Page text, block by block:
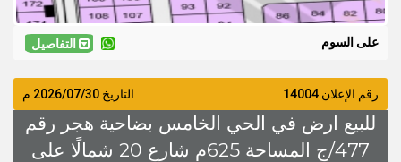
التفاصيل على السوم
التاريخ 2026/07/30 م رقم الإعلان 14004
للبيع ارض في الحي الخامس بضاحية هجر رقم
477/ج المساحة 625م شارع 20 شمالًا على